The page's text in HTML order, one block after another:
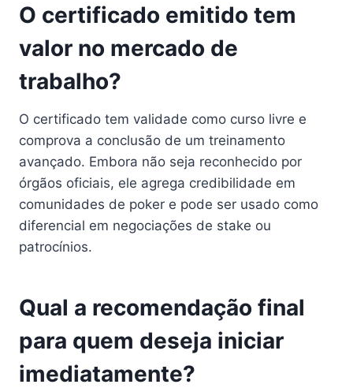
O certificado emitido tem
valor no mercado de
trabalho?
O certificado tem validade como curso livre e
comprova a conclusão de um treinamento
avançado. Embora não seja reconhecido por
órgãos oficiais, ele agrega credibilidade em
comunidades de poker e pode ser usado como
diferencial em negociações de stake ou
patrocínios.
Qual a recomendação final
para quem deseja iniciar
imediatamente?